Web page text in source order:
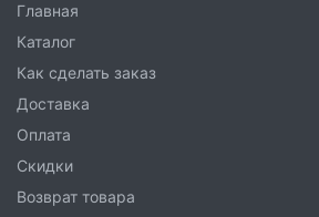
Главная
Каталог
Как сделать заказ
Доставка
Оплата
Скидки
Возврат товара